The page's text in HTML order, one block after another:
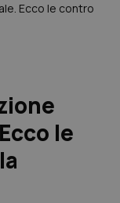
Ecco le contro
le